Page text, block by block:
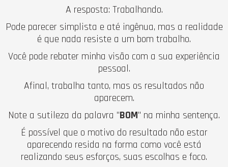
A resposta: Trabalhando.
Pode parecer simplista e até ingênua, mas a realidade
é que nada resiste a um bom trabalho.
Você pode rebater minha visão com a sua experiência
pessoal.
Afinal, trabalha tanto, mas os resultados não
aparecem.
Note a sutileza da palavra "BOM" na minha sentença.
É possível que o motivo do resultado não estar
aparecendo resida na forma como você está
realizando seus esforços, suas escolhas e foco.